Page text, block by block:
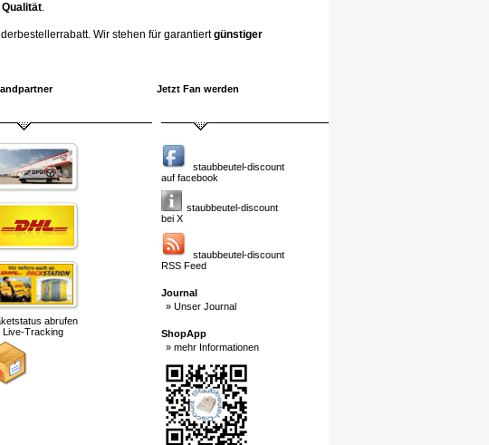
.
Wir stehen für garantiertgünstiger
abrufen
Live-Tracking
Jetzt Fan werden
staubbeutel-discount
auf facebook
staubbeutel-discount
bei X
staubbeutel-discount
RSS Feed
Journal
» Unser Journal
ShopApp
» mehr Informationen